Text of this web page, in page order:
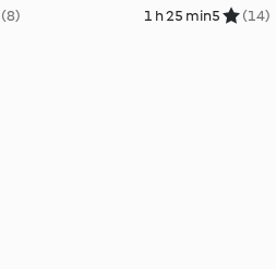
(8) 1 h 25 min5 (14)